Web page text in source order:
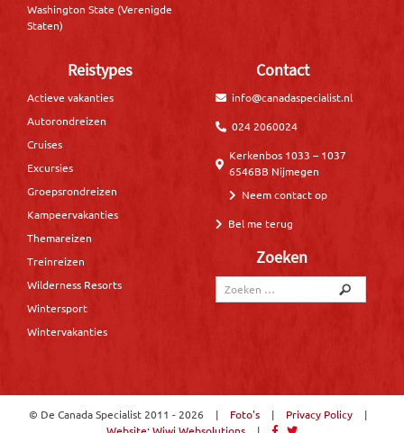
Washington State (Verenigde
Staten)
Reistypes
Actieve vakanties
Autorondreizen
Cruises
Excursies
Groepsrondreizen
Kampeervakanties
Themareizen
Treinreizen
Wilderness Resorts
Wintersport
Wintervakanties
Contact
info@canadaspecialist.nl
024 2060024
Kerkenbos 1033 – 1037
6546BB Nijmegen
Neem contact op
Bel me terug
Zoeken
© De Canada Specialist 2011 - 2026 | Foto's | Privacy Policy
|
Website: Wiwi Websolutions
|